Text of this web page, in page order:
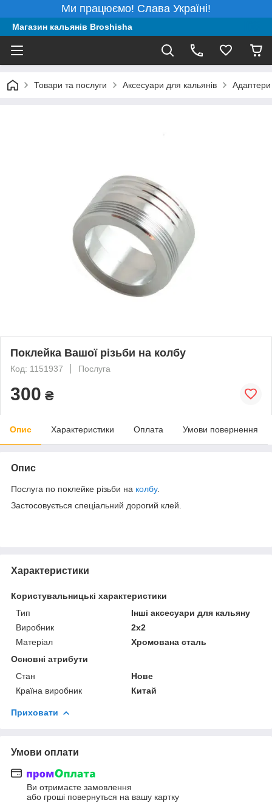
Ми працюємо! Слава Україні!
Магазин кальянів Broshisha
Товари та послуги Аксесуари для кальянів Адаптери
Поклейка Вашої різьби на колбу
Код: 1151937 Послуга
300 ₴
Опис Характеристики Оплата Умови повернення
Опис
Послуга по поклейке різьби на колбу.
Застосовується спеціальний дорогий клей.
Характеристики
Користувальницькі характеристики
Тип
Інші аксесуари для кальяну
Виробник
2x2
Матеріал
Хромована сталь
Основні атрибути
Стан
Нове
Країна виробник
Китай
Приховати
Умови оплати
Ви отримаєте замовлення
або гроші повернуться на вашу картку